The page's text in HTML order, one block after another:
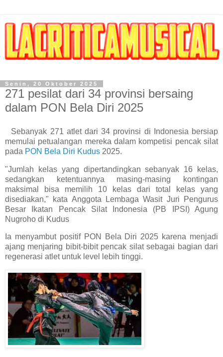
Senin, 20 Oktober 2025
271 pesilat dari 34 provinsi bersaing
dalam PON Bela Diri 2025
Sebanyak 271 atlet dari 34 provinsi di Indonesia bersiap
memulai petualangan mereka dalam kompetisi pencak silat
pada PON Bela Diri Kudus 2025.
"Jumlah kelas yang dipertandingkan sebanyak 16 kelas,
sedangkan ketentuannya masing-masing kontingan
maksimal bisa memilih 10 kelas dari total kelas yang
disediakan," kata Anggota Lembaga Wasit Juri Pengurus
Besar Ikatan Pencak Silat Indonesia (PB IPSI) Agung
Nugroho di Kudus
Ia menyambut positif PON Bela Diri 2025 karena menjadi
ajang menjaring bibit-bibit pencak silat sebagai bagian dari
regenerasi atlet untuk level lebih tinggi.